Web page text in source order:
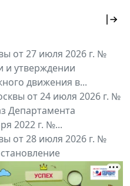
от 27 июля 2026 г. №
и утверждении
движения в...
от 24 июля 2026 г. №
Департамента
2022 г. №...
от 28 июля 2026 г. №
г. № 334-ПП"
Мой регион ...